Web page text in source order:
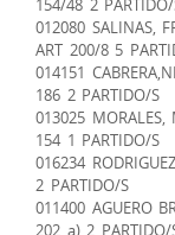
154/48 2
012080 SALINAS,
ART 200/8 5
014151
186 2 PARTIDO/S
013025
154 1 PARTIDO/S
016234
2 PARTIDO/S
011400 AGUERO
202 a) 2 PARTIDO/